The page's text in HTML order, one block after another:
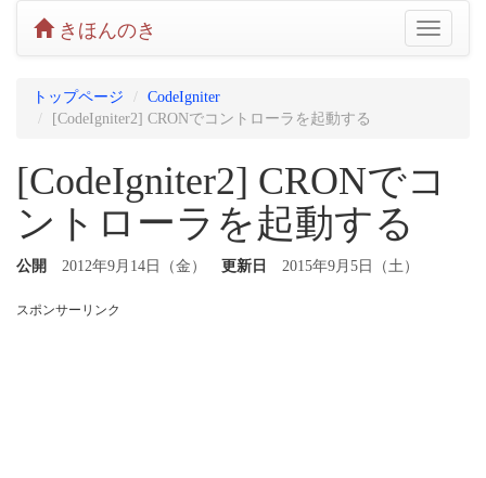
Toggle
きほんのき
トップページ
CodeIgniter
[CodeIgniter2] CRONでコントローラを起動する
[CodeIgniter2] CRONでコ
ントローラを起動する
公開 2012年9月14日（金） 更新日 2015年9月5日（土）
スポンサーリンク